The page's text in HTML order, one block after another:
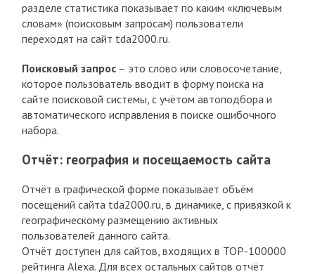
разделе статистика показывает по каким «ключевым
словам» (поисковым запросам) пользователи
переходят на сайт tda2000.ru.
Поисковый запрос– это слово или словосочетание,
которое пользователь вводит в форму поиска на
сайте поисковой системы, с учётом автоподбора и
автоматического исправления в поиске ошибочного
набора.
Отчёт: география и посещаемость сайта
Отчёт в графической форме показывает объём
посещений сайта tda2000.ru, в динамике, с привязкой к
географическому размещению активных
пользователей данного сайта.
Отчёт доступен для сайтов, входящих в TOP-100000
рейтинга Alexa. Для всех остальных сайтов отчёт